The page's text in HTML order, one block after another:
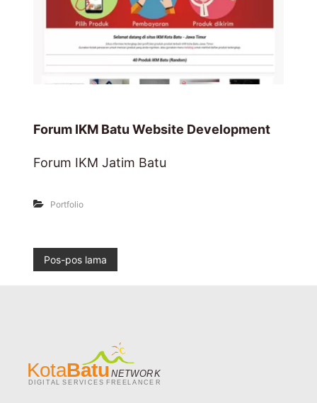
Forum IKM Batu Website Development
Forum IKM Jatim Batu
Portfolio
N
i
Pos-pos lama